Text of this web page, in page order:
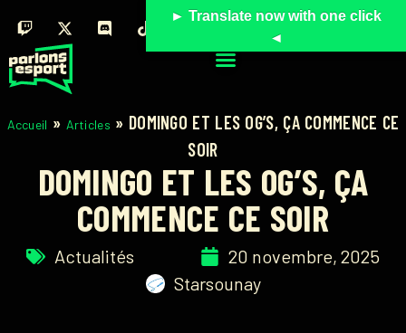
Accueil » Articles » DOMINGO ET LES OG’S, ÇA COMMENCE CE
SOIR
DOMINGO ET LES OG’S, ÇA
COMMENCE CE SOIR
Actualités
20 novembre, 2025
Starsounay
► Translate now with one click
◄